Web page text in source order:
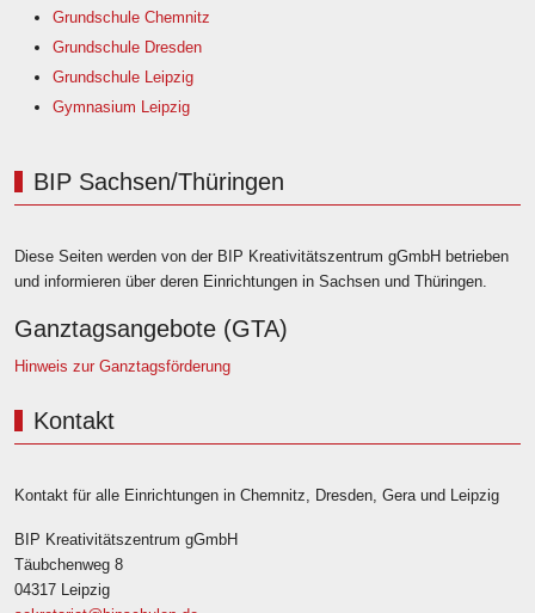
Grundschule Chemnitz
Grundschule Dresden
Grundschule Leipzig
Gymnasium Leipzig
BIP Sachsen/Thüringen
Diese Seiten werden von der BIP Kreativitätszentrum gGmbH betrieben
und informieren über deren Einrichtungen in Sachsen und Thüringen.
Ganztagsangebote (GTA)
Hinweis zur Ganztagsförderung
Kontakt
Kontakt für alle Einrichtungen in Chemnitz, Dresden, Gera und Leipzig
BIP Kreativitätszentrum gGmbH
Täubchenweg 8
04317 Leipzig